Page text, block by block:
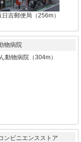
日吉郵便局（256m）
物病院
動物病院（304m）
ンビニエンスストア